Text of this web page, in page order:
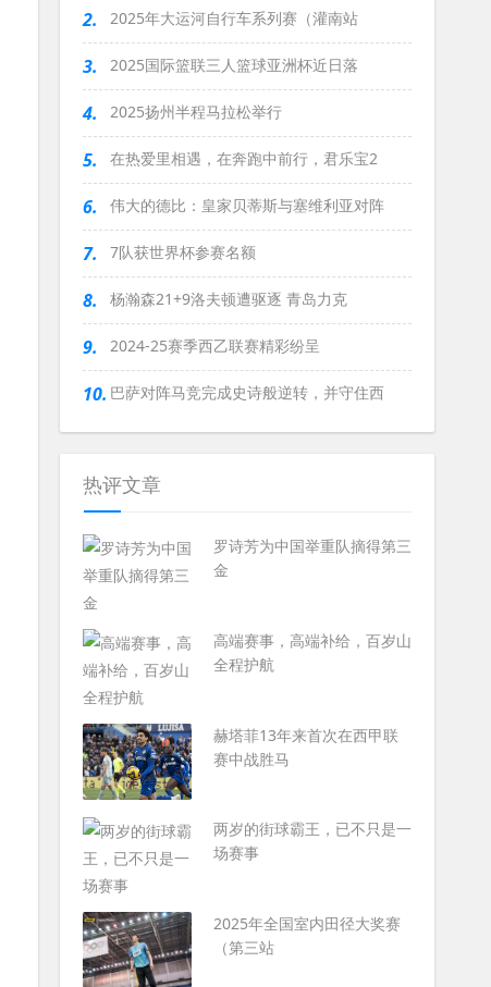
2. 2025年大运河自行车系列赛（灌南站
3. 2025国际篮联三人篮球亚洲杯近日落
4. 2025扬州半程马拉松举行
5. 在热爱里相遇，在奔跑中前行，君乐宝2
6. 伟大的德比：皇家贝蒂斯与塞维利亚对阵
7. 7队获世界杯参赛名额
8. 杨瀚森21+9洛夫顿遭驱逐 青岛力克
9. 2024-25赛季西乙联赛精彩纷呈
10. 巴萨对阵马竞完成史诗般逆转，并守住西
热评文章
罗诗芳为中国举重队摘得第三
金
高端赛事，高端补给，百岁山
全程护航
赫塔菲13年来首次在西甲联
赛中战胜马
两岁的街球霸王，已不只是一
场赛事
2025年全国室内田径大奖赛
（第三站